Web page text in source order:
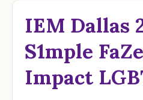
IEM Dallas
S1mple
Impact